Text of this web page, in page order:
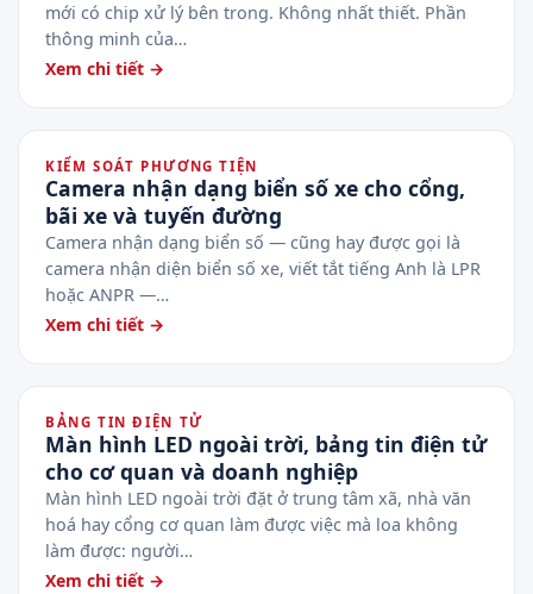
mới có chip xử lý bên trong. Không nhất thiết. Phần
thông minh của…
Xem chi tiết →
KIỂM SOÁT PHƯƠNG TIỆN
Camera nhận dạng biển số xe cho cổng,
bãi xe và tuyến đường
Camera nhận dạng biển số — cũng hay được gọi là
camera nhận diện biển số xe, viết tắt tiếng Anh là LPR
hoặc ANPR —…
Xem chi tiết →
BẢNG TIN ĐIỆN TỬ
Màn hình LED ngoài trời, bảng tin điện tử
cho cơ quan và doanh nghiệp
Màn hình LED ngoài trời đặt ở trung tâm xã, nhà văn
hoá hay cổng cơ quan làm được việc mà loa không
làm được: người…
Xem chi tiết →